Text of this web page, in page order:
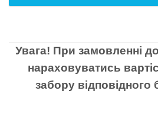
Увага! При замовленні
нараховуватись
забору відповідного